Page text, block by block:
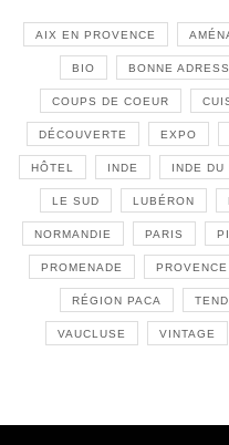
AIX EN PROVENCE
BIO BONNE
COUPS DE COEUR
DÉCOUVERTE EXPO
HÔTEL INDE INDE DU
LE SUD LUBÉRON
NORMANDIE PARIS
PROMENADE PROVENCE
RÉGION PACA
VAUCLUSE VINTAGE